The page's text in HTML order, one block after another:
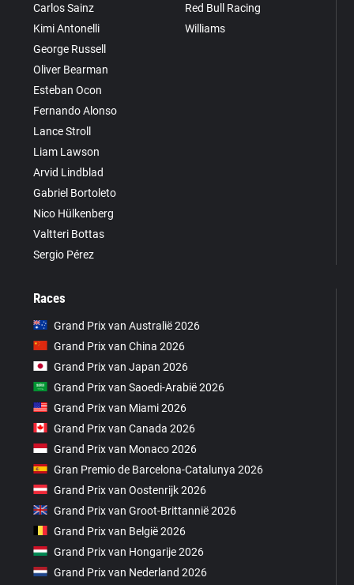
Carlos Sainz
Kimi Antonelli
George Russell
Oliver Bearman
Esteban Ocon
Fernando Alonso
Lance Stroll
Liam Lawson
Arvid Lindblad
Gabriel Bortoleto
Nico Hülkenberg
Valtteri Bottas
Sergio Pérez
Red Bull Racing
Williams
Races
Grand Prix van Australië 2026
Grand Prix van China 2026
Grand Prix van Japan 2026
Grand Prix van Saoedi-Arabië 2026
Grand Prix van Miami 2026
Grand Prix van Canada 2026
Grand Prix van Monaco 2026
Gran Premio de Barcelona-Catalunya 2026
Grand Prix van Oostenrijk 2026
Grand Prix van Groot-Brittannië 2026
Grand Prix van België 2026
Grand Prix van Hongarije 2026
Grand Prix van Nederland 2026